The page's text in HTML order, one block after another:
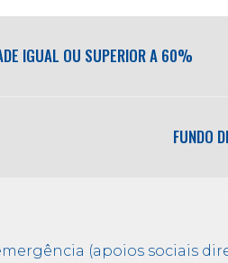
IGUAL OU SUPERIOR A 60%
FUNDO
(apoios sociais